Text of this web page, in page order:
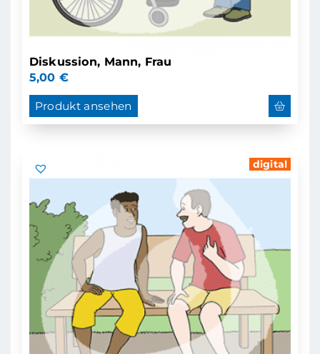
Diskussion, Mann, Frau
5,00 €
Produkt ansehen
digital